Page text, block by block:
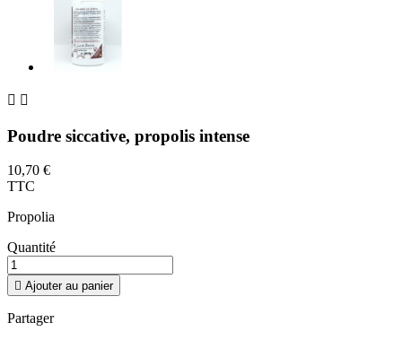
 
Poudre siccative, propolis intense
10,70 €
TTC
Propolia
Quantité
 Ajouter au panier
Partager